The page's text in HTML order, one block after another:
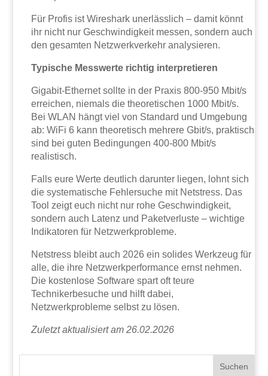
Für Profis ist Wireshark unerlässlich – damit könnt
ihr nicht nur Geschwindigkeit messen, sondern auch
den gesamten Netzwerkverkehr analysieren.
Typische Messwerte richtig interpretieren
Gigabit-Ethernet sollte in der Praxis 800-950 Mbit/s
erreichen, niemals die theoretischen 1000 Mbit/s.
Bei WLAN hängt viel von Standard und Umgebung
ab: WiFi 6 kann theoretisch mehrere Gbit/s, praktisch
sind bei guten Bedingungen 400-800 Mbit/s
realistisch.
Falls eure Werte deutlich darunter liegen, lohnt sich
die systematische Fehlersuche mit Netstress. Das
Tool zeigt euch nicht nur rohe Geschwindigkeit,
sondern auch Latenz und Paketverluste – wichtige
Indikatoren für Netzwerkprobleme.
Netstress bleibt auch 2026 ein solides Werkzeug für
alle, die ihre Netzwerkperformance ernst nehmen.
Die kostenlose Software spart oft teure
Technikerbesuche und hilft dabei,
Netzwerkprobleme selbst zu lösen.
Zuletzt aktualisiert am 26.02.2026